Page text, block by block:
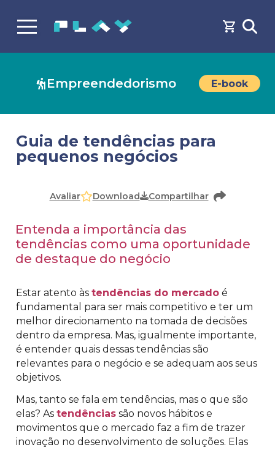
Empreendedorismo E-book
Guia de tendências para
pequenos negócios
cadastro para acessar o conteúdo
Avaliar Download Compartilhar
Entenda a importância das
tendências como uma oportunidade
de destaque do negócio
Estar atento às tendências do mercado é
fundamental para ser mais competitivo e ter um
melhor direcionamento na tomada de decisões
dentro da empresa. Mas, igualmente importante,
é entender quais dessas tendências são
relevantes para o negócio e se adequam aos seus
objetivos.
Mas, tanto se fala em tendências, mas o que são
elas? As tendências são novos hábitos e
movimentos que o mercado faz a fim de trazer
inovação no desenvolvimento de soluções. Elas